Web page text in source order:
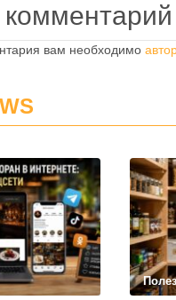
вам необходимо